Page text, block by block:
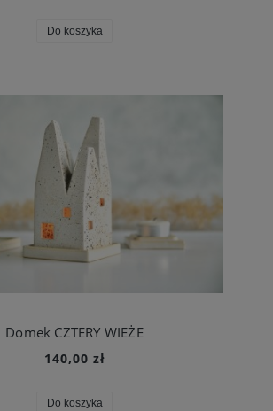
Do koszyka
Domek CZTERY WIEŻE
140,00 zł
Do koszyka